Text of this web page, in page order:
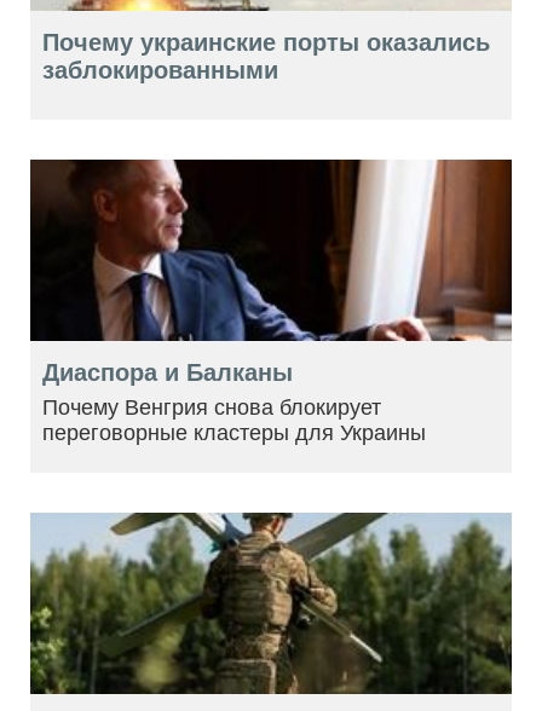
Почему украинские порты оказались
заблокированными
Диаспора и Балканы
Почему Венгрия снова блокирует
переговорные кластеры для Украины